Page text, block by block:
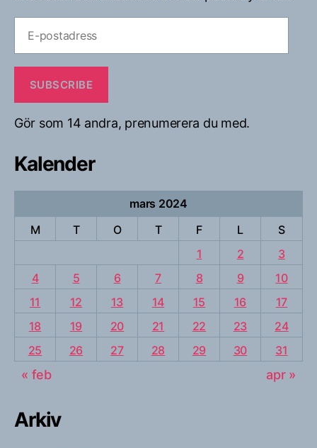
postadress
SUBSCRIBE
Gör som 14 andra, prenumerera du med.
Kalender
mars 2024
M
T O T F L
S
1
2
3
4
5 6 7 8 9
10
11
12 13 14 15 16
17
18
19 20 21 22 23
24
25
26 27 28 29 30 31
« feb apr »
Arkiv